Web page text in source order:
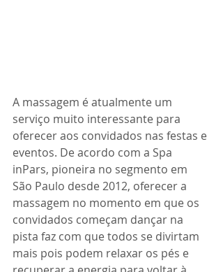
A massagem é atualmente um
serviço muito interessante para
oferecer aos convidados nas festas e
eventos. De acordo com a Spa
inPars, pioneira no segmento em
São Paulo desde 2012, oferecer a
massagem no momento em que os
convidados começam dançar na
pista faz com que todos se divirtam
mais pois podem relaxar os pés e